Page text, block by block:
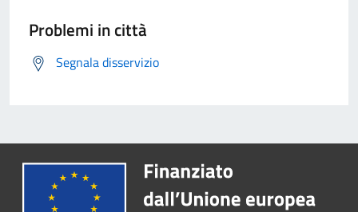
Problemi in città
Segnala disservizio